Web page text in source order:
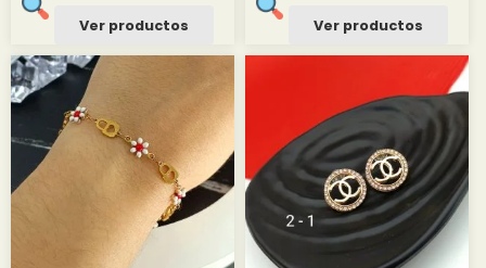
desde
1.25 $
7.50 $
Ver productos Ver productos